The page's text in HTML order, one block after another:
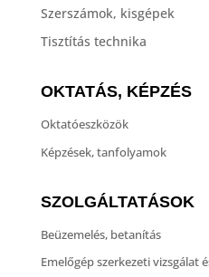
Szerszámok, kisgépek
Tisztítás technika
OKTATÁS, KÉPZÉS
Oktatóeszközök
Képzések, tanfolyamok
SZOLGÁLTATÁSOK
Beüzemelés, betanítás
Emelőgép szerkezeti vizsgálat